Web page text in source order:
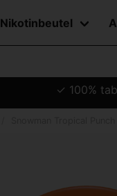
Nikotinbeutel
✓ 100%